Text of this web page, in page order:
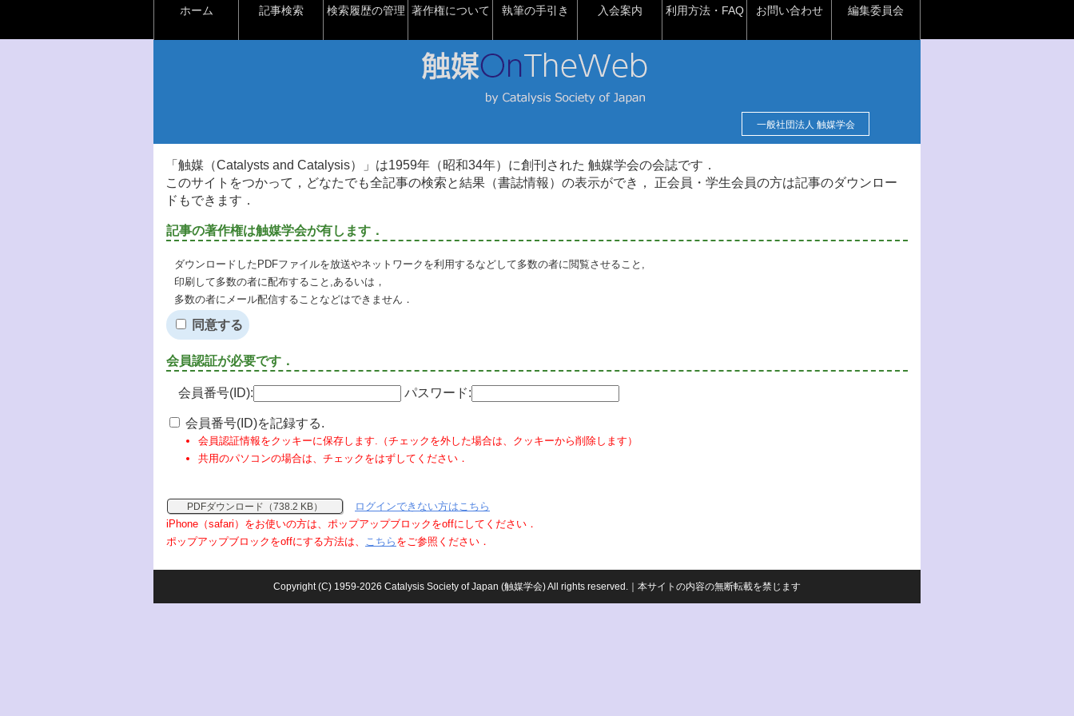
ホーム 記事検索 検索履歴の管理 著作権について 執筆の手引き 入会案内 利用方法・FAQ お問い合わせ 編集委員会
一般社団法人 触媒学会
「触媒（Catalysts and Catalysis）」は1959年（昭和34年）に創刊された 触媒学会の会誌です．
このサイトをつかって，どなたでも全記事の検索と結果（書誌情報）の表示ができ， 正会員・学生会員の方は記事のダウンロー
ドもできます．
記事の著作権は触媒学会が有します．
ダウンロードしたPDFファイルを放送やネットワークを利用するなどして多数の者に閲覧させること,
印刷して多数の者に配布すること,あるいは，
多数の者にメール配信することなどはできません．
同意する
会員認証が必要です．
会員番号(ID): パスワード:
会員番号(ID)を記録する.
会員認証情報をクッキーに保存します.（チェックを外した場合は、クッキーから削除します）
共用のパソコンの場合は、チェックをはずしてください．
PDFダウンロード（738.2 KB）
ログインできない方はこちら
iPhone（safari）をお使いの方は、ポップアップブロックをoffにしてください．
ポップアップブロックをoffにする方法は、 こちら をご参照ください．
Copyright (C) 1959-2026 Catalysis Society of Japan (触媒学会) All rights reserved.｜本サイトの内容の無断転載を禁じます